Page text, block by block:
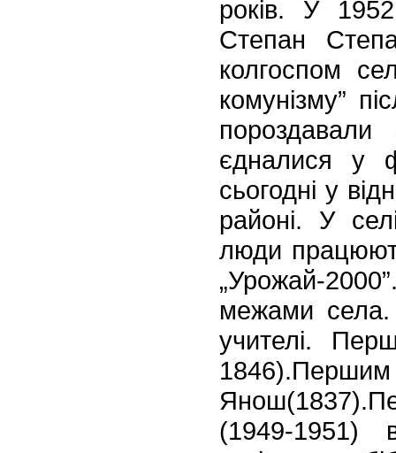
років. У 1952
Степан
колгоспом
комунізму”
єдналися у
сьогодні у
районі. У
люди
„Урожай-
межами села.
учителі.
(1949-1951)